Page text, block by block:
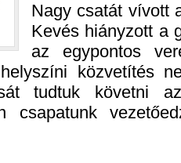
Nagy csatát vívott
Kevés hiányzott a
az egypontos
közvetítés
tudtuk követni
csapatunk